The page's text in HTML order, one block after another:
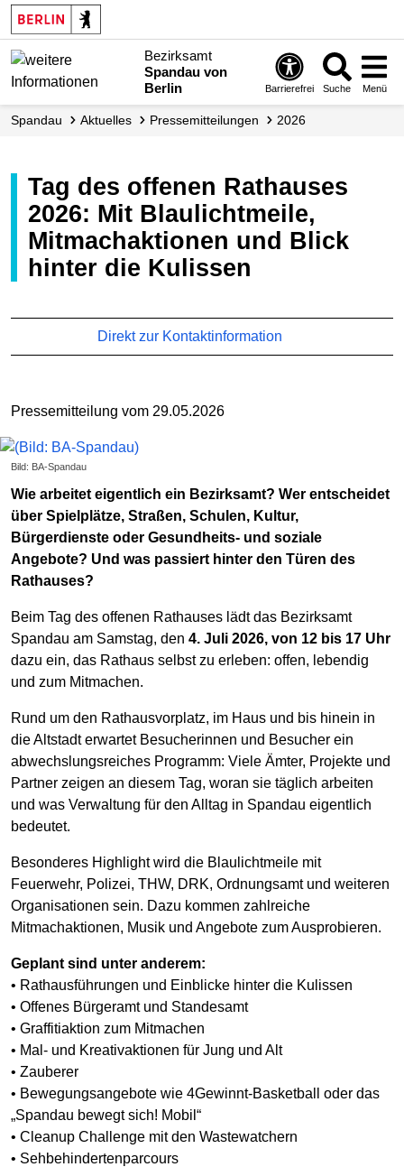
Bezirksamt
Spandau von
Berlin
Barrierefrei Suche Menü
Spandau Aktuelles Presse­mitteilungen 2026
Tag des offenen Rathauses
2026: Mit Blaulichtmeile,
Mitmachaktionen und Blick
hinter die Kulissen
Direkt zur Kontaktinformation
Pressemitteilung vom 29.05.2026
Bild: BA-Spandau
Wie arbeitet eigentlich ein Bezirksamt? Wer entscheidet
über Spielplätze, Straßen, Schulen, Kultur,
Bürgerdienste oder Gesundheits- und soziale
Angebote? Und was passiert hinter den Türen des
Rathauses?
Beim Tag des offenen Rathauses lädt das Bezirksamt
Spandau am Samstag, den 4. Juli 2026, von 12 bis 17 Uhr
dazu ein, das Rathaus selbst zu erleben: offen, lebendig
und zum Mitmachen.
Rund um den Rathausvorplatz, im Haus und bis hinein in
die Altstadt erwartet Besucherinnen und Besucher ein
abwechslungsreiches Programm: Viele Ämter, Projekte und
Partner zeigen an diesem Tag, woran sie täglich arbeiten
und was Verwaltung für den Alltag in Spandau eigentlich
bedeutet.
Besonderes Highlight wird die Blaulichtmeile mit
Feuerwehr, Polizei, THW, DRK, Ordnungsamt und weiteren
Organisationen sein. Dazu kommen zahlreiche
Mitmachaktionen, Musik und Angebote zum Ausprobieren.
Geplant sind unter anderem:
• Rathausführungen und Einblicke hinter die Kulissen
• Offenes Bürgeramt und Standesamt
• Graffitiaktion zum Mitmachen
• Mal- und Kreativaktionen für Jung und Alt
• Zauberer
• Bewegungsangebote wie 4Gewinnt-Basketball oder das
„Spandau bewegt sich! Mobil“
• Cleanup Challenge mit den Wastewatchern
• Sehbehindertenparcours